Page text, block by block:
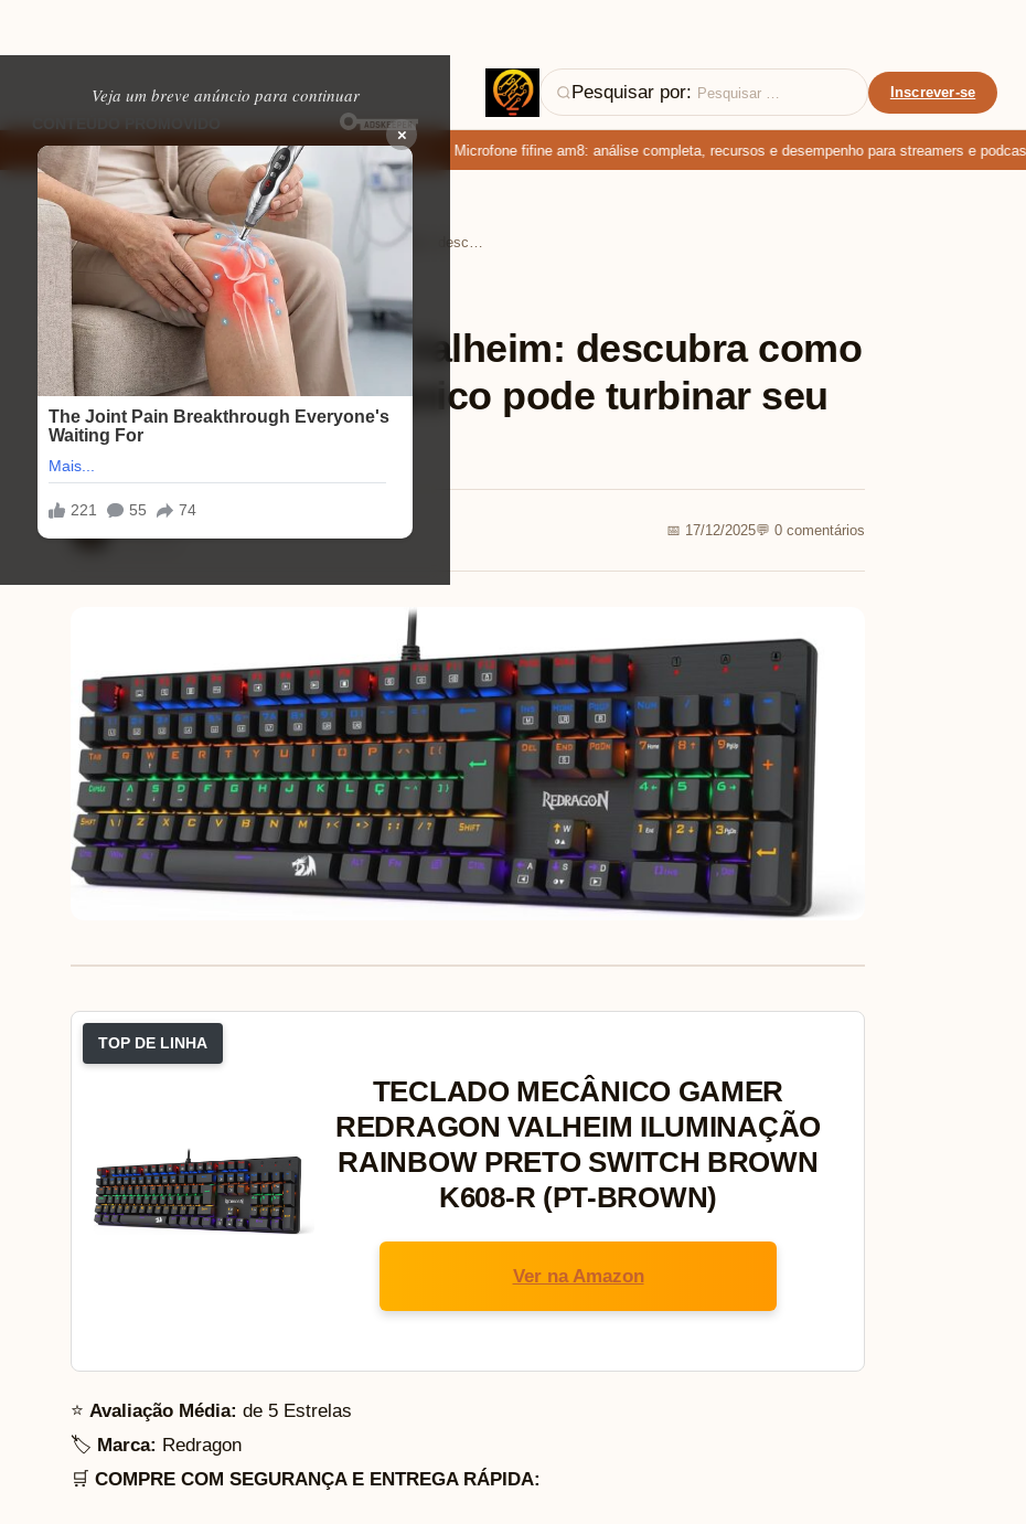
Veja um breve anúncio para continuar
×
Pesquisar por: Inscrever-se
EM ALTA
baixar: apps de namoro que permitem enviar fotos e vídeos Microfone fifine am8: análise completa, recursos e desempenho para streamers e podcasters
Home › Eletrônicos ›
Eletrônicos ⏱ 9 min de leitura
Review Redragon Valheim: descubra como
esse teclado mecânico pode turbinar seu
jogo!
Mariana Souza
17/12/2025
📅 17/12/2025💬 0 comentários
TOP DE LINHA
TECLADO MECÂNICO GAMER
REDRAGON VALHEIM ILUMINAÇÃO
RAINBOW PRETO SWITCH BROWN
K608-R (PT-BROWN)
Ver na Amazon
⭐ Avaliação Média: de 5 Estrelas
🏷️ Marca: Redragon
🛒 COMPRE COM SEGURANÇA E ENTREGA RÁPIDA: